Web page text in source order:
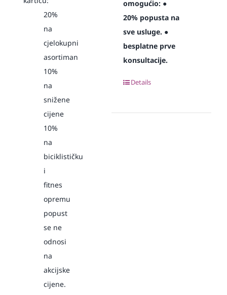
20%
na
cjelokupni
asortiman
10%
na
snižene
cijene
10%
na
biciklističku
i
fitnes
opremu
popust
se ne
odnosi
na
akcijske
cijene.
omogućio: ●
20% popusta na
sve usluge. ●
besplatne prve
konsultacije.
Details